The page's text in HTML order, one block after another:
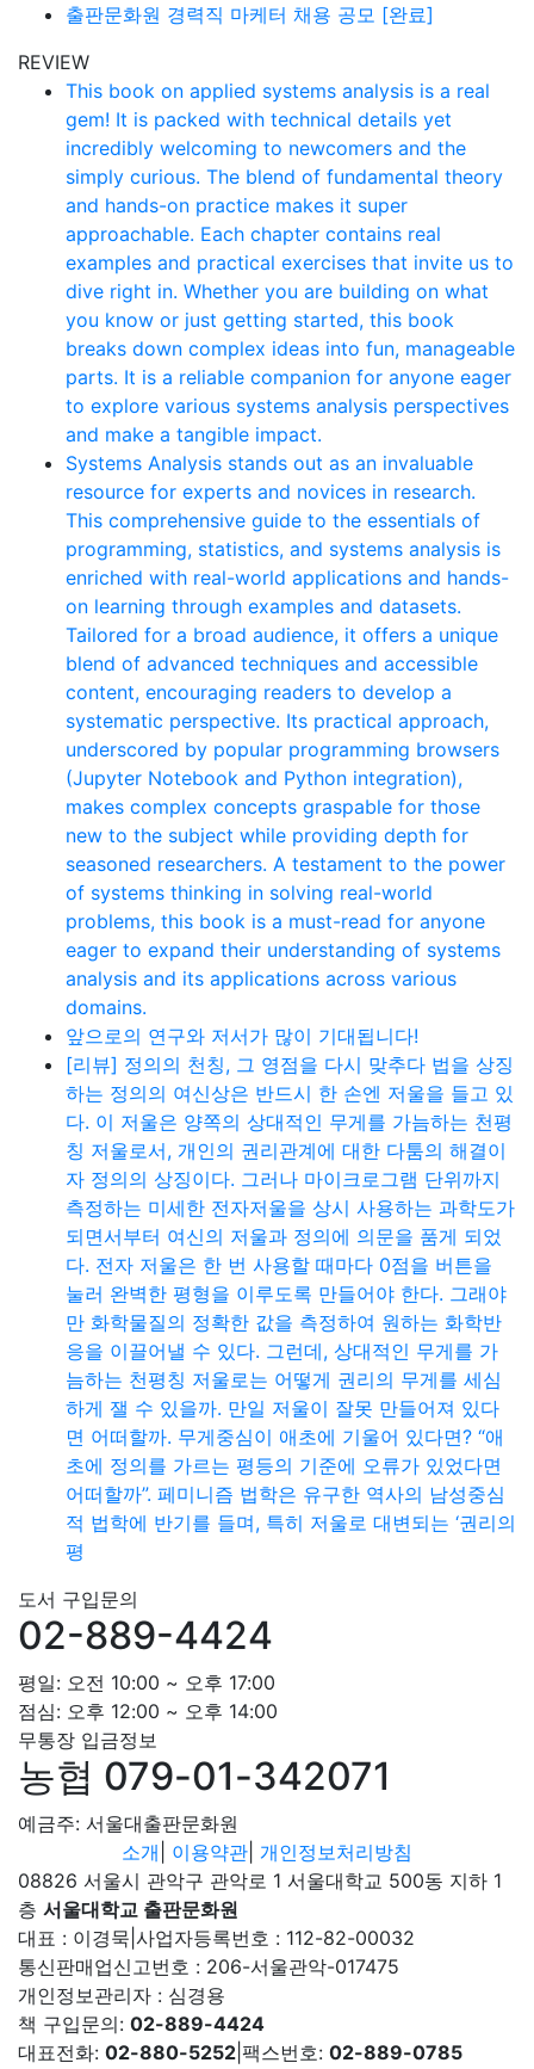
출판문화원 경력직 마케터 채용 공모 [완료]
REVIEW
This book on applied systems analysis is a real
gem! It is packed with technical details yet
incredibly welcoming to newcomers and the
simply curious. The blend of fundamental theory
and hands-on practice makes it super
approachable. Each chapter contains real
examples and practical exercises that invite us to
dive right in. Whether you are building on what
you know or just getting started, this book
breaks down complex ideas into fun, manageable
parts. It is a reliable companion for anyone eager
to explore various systems analysis perspectives
and make a tangible impact.
Systems Analysis stands out as an invaluable
resource for experts and novices in research.
This comprehensive guide to the essentials of
programming, statistics, and systems analysis is
enriched with real-world applications and hands-
on learning through examples and datasets.
Tailored for a broad audience, it offers a unique
blend of advanced techniques and accessible
content, encouraging readers to develop a
systematic perspective. Its practical approach,
underscored by popular programming browsers
(Jupyter Notebook and Python integration),
makes complex concepts graspable for those
new to the subject while providing depth for
seasoned researchers. A testament to the power
of systems thinking in solving real-world
problems, this book is a must-read for anyone
eager to expand their understanding of systems
analysis and its applications across various
domains.
앞으로의 연구와 저서가 많이 기대됩니다!
[리뷰] 정의의 천칭, 그 영점을 다시 맞추다 법을 상징
하는 정의의 여신상은 반드시 한 손엔 저울을 들고 있
다. 이 저울은 양쪽의 상대적인 무게를 가늠하는 천평
칭 저울로서, 개인의 권리관계에 대한 다툼의 해결이
자 정의의 상징이다. 그러나 마이크로그램 단위까지
측정하는 미세한 전자저울을 상시 사용하는 과학도가
되면서부터 여신의 저울과 정의에 의문을 품게 되었
다. 전자 저울은 한 번 사용할 때마다 0점을 버튼을
눌러 완벽한 평형을 이루도록 만들어야 한다. 그래야
만 화학물질의 정확한 값을 측정하여 원하는 화학반
응을 이끌어낼 수 있다. 그런데, 상대적인 무게를 가
늠하는 천평칭 저울로는 어떻게 권리의 무게를 세심
하게 잴 수 있을까. 만일 저울이 잘못 만들어져 있다
면 어떠할까. 무게중심이 애초에 기울어 있다면? “애
초에 정의를 가르는 평등의 기준에 오류가 있었다면
어떠할까”. 페미니즘 법학은 유구한 역사의 남성중심
적 법학에 반기를 들며, 특히 저울로 대변되는 ‘권리의
평
도서 구입문의
02-889-4424
평일: 오전 10:00 ~ 오후 17:00
점심: 오후 12:00 ~ 오후 14:00
무통장 입금정보
농협 079-01-342071
예금주: 서울대출판문화원
소개
이용약관 개인정보처리방침
08826 서울시 관악구 관악로 1 서울대학교 500동 지하 1
층 서울대학교 출판문화원
대표 : 이경묵 사업자등록번호 : 112-82-00032
통신판매업신고번호 : 206-서울관악-017475
개인정보관리자 : 심경용
책 구입문의: 02-889-4424
대표전화: 02-880-5252 팩스번호: 02-889-0785